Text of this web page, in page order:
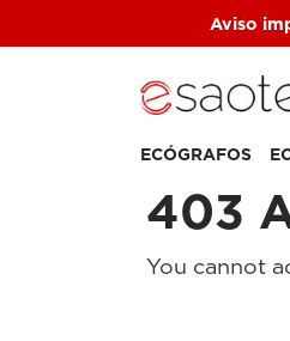
Aviso
ECÓGRAFOS
403
You cannot